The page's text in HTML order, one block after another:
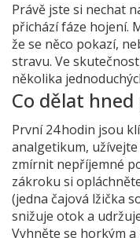
Právě jste si nechat
přichází fáze hojení.
že se něco pokazí,
stravu. Ve
několika
Co dělat
První 24 hodin jsou
analgetikum,
zmírnit nepříjemné
zákroku si
(jedna čajová lžička
snižuje otok a
Vyhněte se horkým